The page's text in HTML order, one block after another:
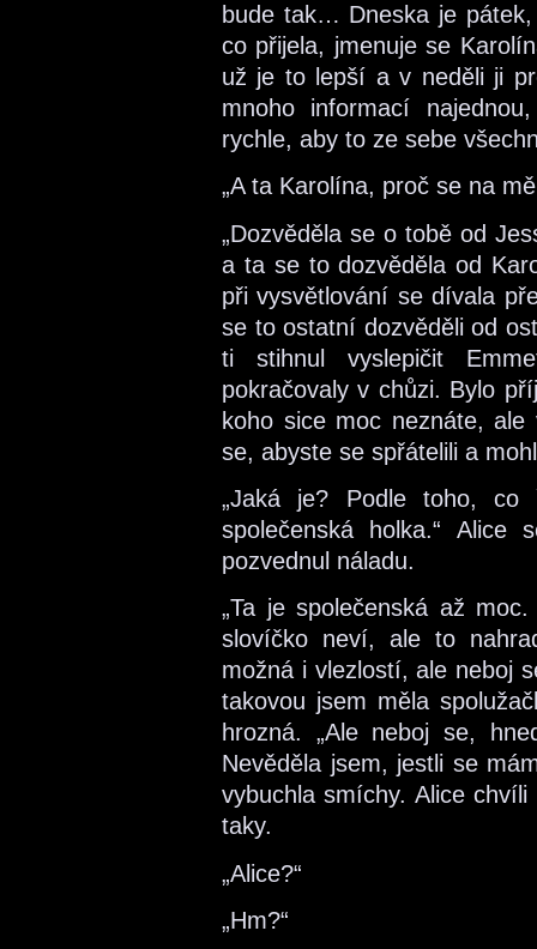
bude tak… Dneska je
co přijela, jmenuje se
už je to lepší a v neděli ji
mnoho informací
rychle, aby to ze sebe
„A ta Karolína, proč se na
„Dozvěděla se o tobě od
a ta se to dozvěděla od
při vysvětlování se dívala
se to ostatní dozvěděli od
ti stihnul vyslepičit
pokračovaly v chůzi. Bylo
koho sice moc neznáte,
se, abyste se spřátelili a
„Jaká je? Podle toho,
společenská holka.“
pozvednul náladu.
„Ta je společenská až
slovíčko neví, ale to
možná i vlezlostí, ale neboj
takovou jsem měla
hrozná. „Ale neboj se,
Nevěděla jsem, jestli se
vybuchla smíchy. Alice
taky.
„Alice?“
„Hm?“